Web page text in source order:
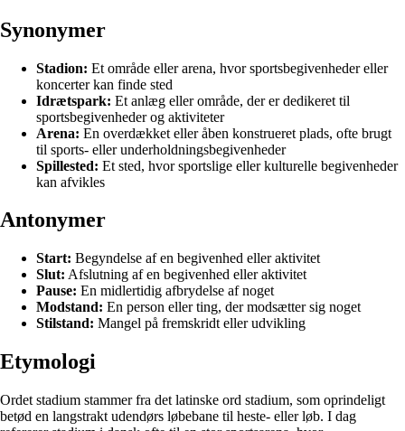
Synonymer
Stadion: Et område eller arena, hvor sportsbegivenheder eller
koncerter kan finde sted
Idrætspark: Et anlæg eller område, der er dedikeret til
sportsbegivenheder og aktiviteter
Arena: En overdækket eller åben konstrueret plads, ofte brugt
til sports- eller underholdningsbegivenheder
Spillested: Et sted, hvor sportslige eller kulturelle begivenheder
kan afvikles
Antonymer
Start: Begyndelse af en begivenhed eller aktivitet
Slut: Afslutning af en begivenhed eller aktivitet
Pause: En midlertidig afbrydelse af noget
Modstand: En person eller ting, der modsætter sig noget
Stilstand: Mangel på fremskridt eller udvikling
Etymologi
Ordet stadium stammer fra det latinske ord stadium, som oprindeligt
betød en langstrakt udendørs løbebane til heste- eller løb. I dag